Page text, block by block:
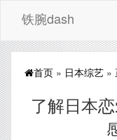
铁腕dash
首页 » 日本综艺 »
了解日本